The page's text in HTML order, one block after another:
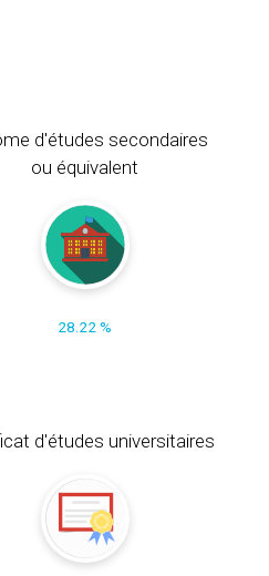
d'études secondaires
ou équivalent
28.22 %
d'études universitaires